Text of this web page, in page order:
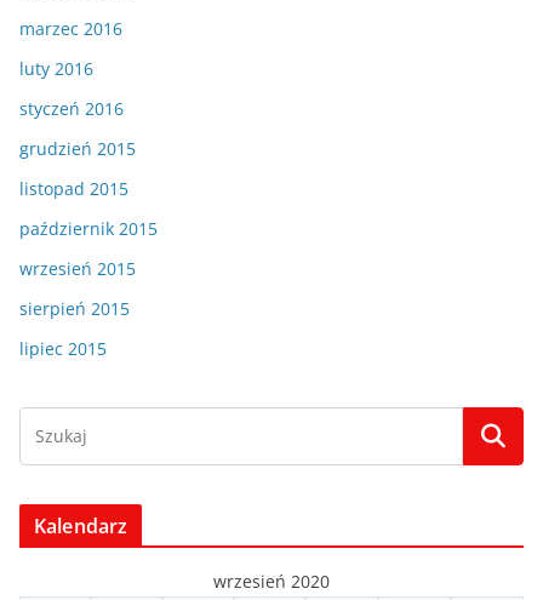
marzec 2016
luty 2016
styczeń 2016
grudzień 2015
listopad 2015
październik 2015
wrzesień 2015
sierpień 2015
lipiec 2015
Kalendarz
wrzesień 2020